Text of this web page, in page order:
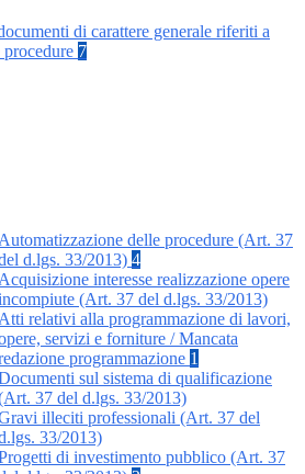
di carattere generale riferiti a
procedure 7
Automatizzazione delle procedure (Art. 37
d.lgs. 33/2013) 4
Acquisizione interesse realizzazione opere
(Art. 37 del d.lgs. 33/2013)
Atti relativi alla programmazione di lavori,
servizi e forniture / Mancata
programmazione 1
sul sistema di qualificazione
37 del d.lgs. 33/2013)
illeciti professionali (Art. 37 del
33/2013)
di investimento pubblico (Art. 37